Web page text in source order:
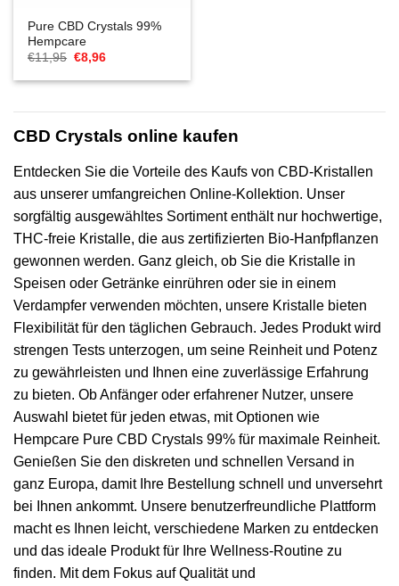
Pure CBD Crystals 99%
Hempcare
€11,95 Ursprünglicher
war:
€8,96Aktueller
ist:
CBD Crystals online kaufen
Entdecken Sie die Vorteile des Kaufs von CBD-Kristallen
aus unserer umfangreichen Online-Kollektion. Unser
sorgfältig ausgewähltes Sortiment enthält nur hochwertige,
THC-freie Kristalle, die aus zertifizierten Bio-Hanfpflanzen
gewonnen werden. Ganz gleich, ob Sie die Kristalle in
Speisen oder Getränke einrühren oder sie in einem
Verdampfer verwenden möchten, unsere Kristalle bieten
Flexibilität für den täglichen Gebrauch. Jedes Produkt wird
strengen Tests unterzogen, um seine Reinheit und Potenz
zu gewährleisten und Ihnen eine zuverlässige Erfahrung
zu bieten. Ob Anfänger oder erfahrener Nutzer, unsere
Auswahl bietet für jeden etwas, mit Optionen wie
Hempcare Pure CBD Crystals 99% für maximale Reinheit.
Genießen Sie den diskreten und schnellen Versand in
ganz Europa, damit Ihre Bestellung schnell und unversehrt
bei Ihnen ankommt. Unsere benutzerfreundliche Plattform
macht es Ihnen leicht, verschiedene Marken zu entdecken
und das ideale Produkt für Ihre Wellness-Routine zu
finden. Mit dem Fokus auf Qualität und